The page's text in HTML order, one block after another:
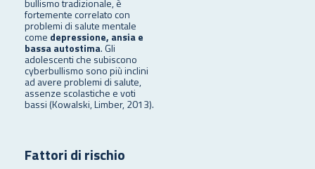
bullismo tradizionale, è
fortemente correlato con
problemi di salute mentale
come depressione, ansia e
bassa autostima. Gli
adolescenti che subiscono
cyberbullismo sono più inclini
ad avere problemi di salute,
assenze scolastiche e voti
bassi (Kowalski, Limber, 2013).
Fattori di rischio